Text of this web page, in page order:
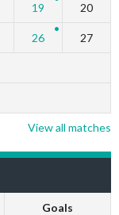
19 20
26 27
View all matches
Goals